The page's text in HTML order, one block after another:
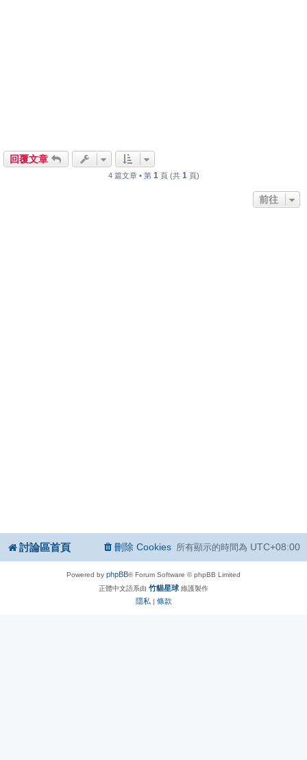
回覆文章
4 篇文章 • 第 1 頁 (共 1 頁)
前往
討論區首頁 所有顯示的時間為 UTC+08:00
刪除 Cookies
Powered by phpBB® Forum Software © phpBB Limited
正體中文語系由 竹貓星球 維護製作
隱私 | 條款